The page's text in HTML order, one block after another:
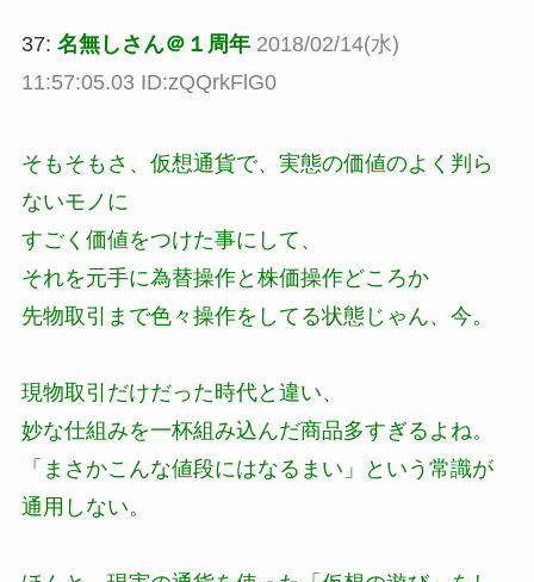
37: 名無しさん＠１周年 2018/02/14(水)
11:57:05.03 ID:zQQrkFlG0
そもそもさ、仮想通貨で、実態の価値のよく判ら
ないモノに
すごく価値をつけた事にして、
それを元手に為替操作と株価操作どころか
先物取引まで色々操作をしてる状態じゃん、今。
現物取引だけだった時代と違い、
妙な仕組みを一杯組み込んだ商品多すぎるよね。
「まさかこんな値段にはなるまい」という常識が
通用しない。